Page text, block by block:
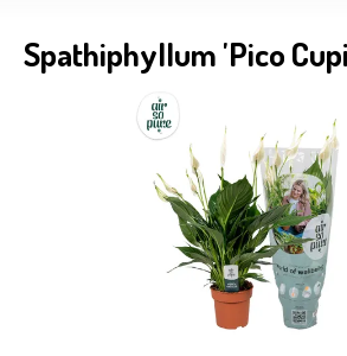
Spathiphyllum 'Pico